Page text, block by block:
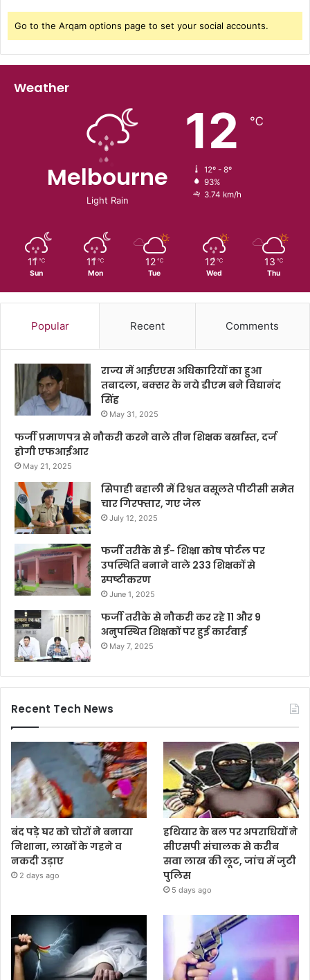
Go to the Arqam options page to set your social accounts.
Weather
Melbourne
Light Rain
12 ℃
12º - 8º
93%
3.74 km/h
11 ℃
Sun
11 ℃
Mon
12 ℃
Tue
12 ℃
Wed
13 ℃
Thu
Popular Recent Comments
राज्य में आईएएस अधिकारियों का हुआ
तबादला, बक्सर के नये डीएम बने विद्यानंद
सिंह
May 31, 2025
फर्जी प्रमाणपत्र से नौकरी करने वाले तीन शिक्षक बर्खास्त, दर्ज
होगी एफआईआर
May 21, 2025
सिपाही बहाली में रिश्वत वसूलते पीटीसी समेत
चार गिरफ्तार, गए जेल
July 12, 2025
फर्जी तरीके से ई- शिक्षा कोष पोर्टल पर
उपस्थिति बनाने वाले 233 शिक्षकों से
स्पष्टीकरण
June 1, 2025
फर्जी तरीके से नौकरी कर रहे 11 और 9
अनुपस्थित शिक्षकों पर हुई कार्रवाई
May 7, 2025
Recent Tech News
बंद पड़े घर को चोरों ने बनाया
निशाना, लाखों के गहने व
नकदी उड़ाए
2 days ago
हथियार के बल पर अपराधियों ने
सीएसपी संचालक से करीब
सवा लाख की लूट, जांच में जुटी
पुलिस
5 days ago